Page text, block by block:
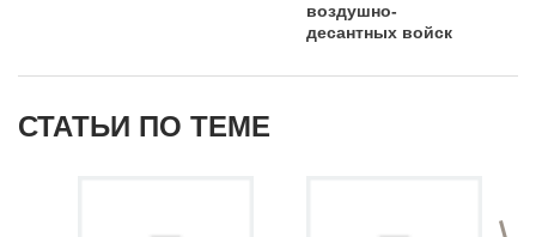
воздушно-
десантных войск
СТАТЬИ ПО ТЕМЕ